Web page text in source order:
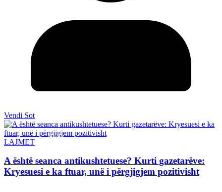
Vendi Sot
LAJMET
A është seanca antikushtetuese? Kurti gazetarëve:
Kryesuesi e ka ftuar, unë i përgjigjem pozitivisht